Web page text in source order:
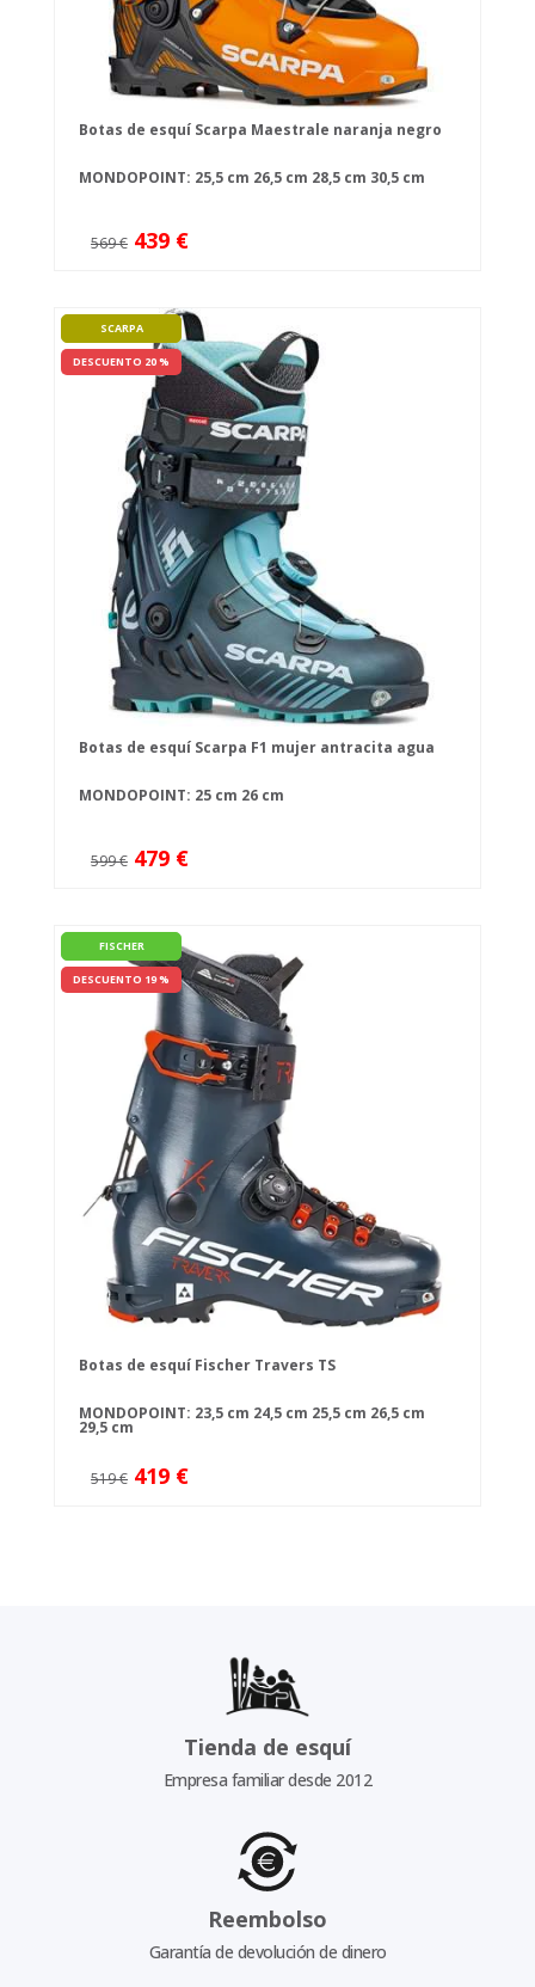
Botas de esquí Scarpa Maestrale naranja negro
MONDOPOINT: 25,5 cm 26,5 cm 28,5 cm 30,5 cm
569 € 439 €
SCARPA
DESCUENTO 20 %
Botas de esquí Scarpa F1 mujer antracita agua
MONDOPOINT: 25 cm 26 cm
599 € 479 €
FISCHER
DESCUENTO 19 %
Botas de esquí Fischer Travers TS
MONDOPOINT: 23,5 cm 24,5 cm 25,5 cm 26,5 cm
29,5 cm
519 € 419 €
Tienda de esquí
Empresa familiar desde 2012
Reembolso
Garantía de devolución de dinero